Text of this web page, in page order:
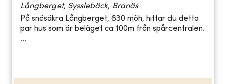
Långberget, Sysslebäck, Branäs
På snösäkra Långberget, 630 möh, hittar du detta
par hus som är beläget ca 100m från spårcentralen.
...